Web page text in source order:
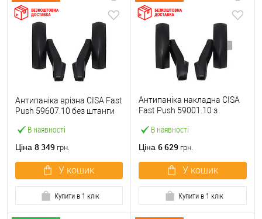
В наявності
Антипаніка врізна CISA Fast
Push 59607.10 без штанги
Ціна 8 349 грн.
У кошик
Купити в 1 клік
В наявності
Антипаніка накладна CISA
Fast Push 59001.10 з
Ціна 6 629 грн.
У кошик
Купити в 1 клік